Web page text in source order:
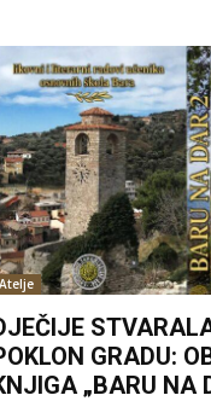
Atelje
GRADU:
„BARU NA